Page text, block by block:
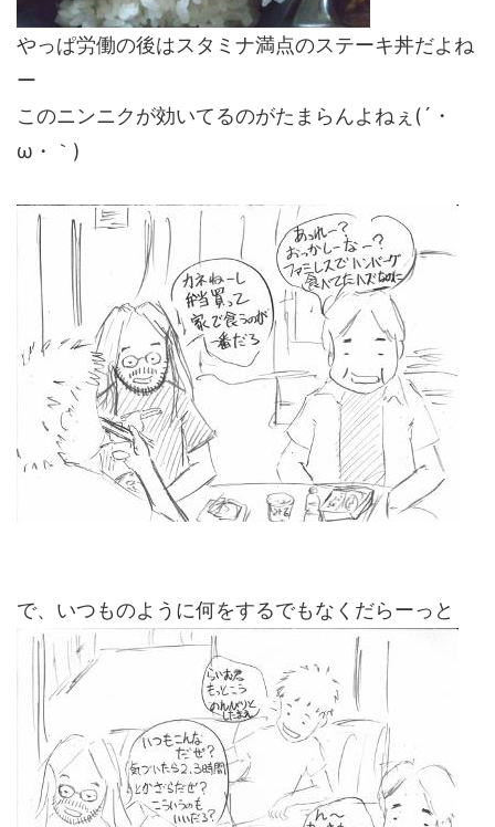
やっぱ労働の後はスタミナ満点のステーキ丼だよね
ー
このニンニクが効いてるのがたまらんよねぇ(´・
ω・｀)
で、いつものように何をするでもなくだらーっと